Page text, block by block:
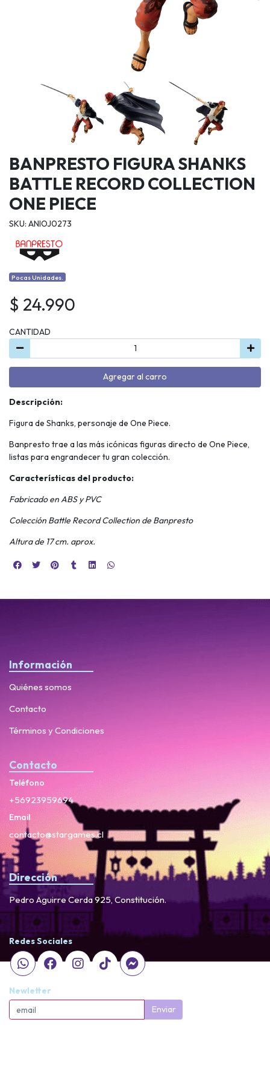
BANPRESTO FIGURA SHANKS
BATTLE RECORD COLLECTION
ONE PIECE
SKU: ANIOJ0273
Pocas Unidades.
$ 24.990
CANTIDAD
Agregar al carro
Descripción:
Figura de Shanks, personaje de One Piece.
Banpresto trae a las más icónicas figuras directo de One Piece,
listas para engrandecer tu gran colección.
Características del producto:
Fabricado en ABS y PVC
Colección Battle Record Collection de Banpresto
Altura de 17 cm. aprox.
Información
Quiénes somos
Contacto
Términos y Condiciones
Contacto
Teléfono
+56923959694
Email
contacto@stargames.cl
Dirección
Pedro Aguirre Cerda 925, Constitución.
Redes Sociales
Newletter
Enviar